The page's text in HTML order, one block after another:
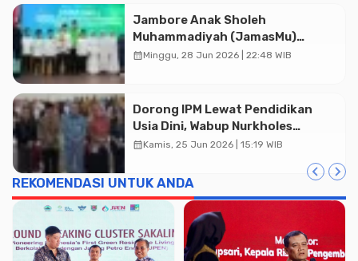
Jambore Anak Sholeh
Muhammadiyah (JamasMu)
Banyumas, Kompetisi Islami yang
calendar_monthMinggu, 28 Jun 2026 | 22:48 WIB
Dorong IPM Lewat Pendidikan
Usia Dini, Wabup Nurkholes
Apresiasi Dedikasi Guru PAUD
calendar_monthKamis, 25 Jun 2026 | 15:19 WIB
REKOMENDASI UNTUK ANDA